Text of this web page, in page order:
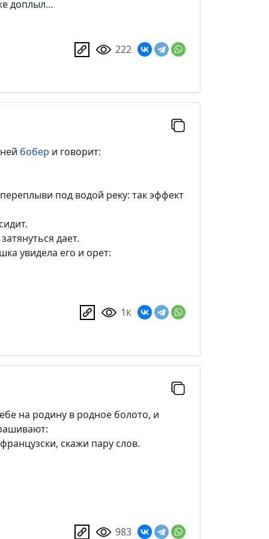
доплыл…
222
бобер и говорит:
под водой реку: так эффект
дает.
увидела его и орет:
1 K
на родину в родное болото, и
скажи пару слов.
983